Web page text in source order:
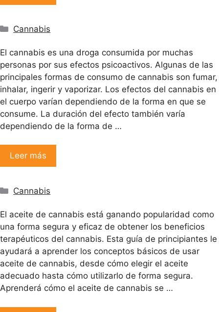
Categorías
Cannabis
El cannabis es una droga consumida por muchas
personas por sus efectos psicoactivos. Algunas de las
principales formas de consumo de cannabis son fumar,
inhalar, ingerir y vaporizar. Los efectos del cannabis en
el cuerpo varían dependiendo de la forma en que se
consume. La duración del efecto también varía
dependiendo de la forma de …
Leer más
Categorías
Cannabis
El aceite de cannabis está ganando popularidad como
una forma segura y eficaz de obtener los beneficios
terapéuticos del cannabis. Esta guía de principiantes le
ayudará a aprender los conceptos básicos de usar
aceite de cannabis, desde cómo elegir el aceite
adecuado hasta cómo utilizarlo de forma segura.
Aprenderá cómo el aceite de cannabis se …